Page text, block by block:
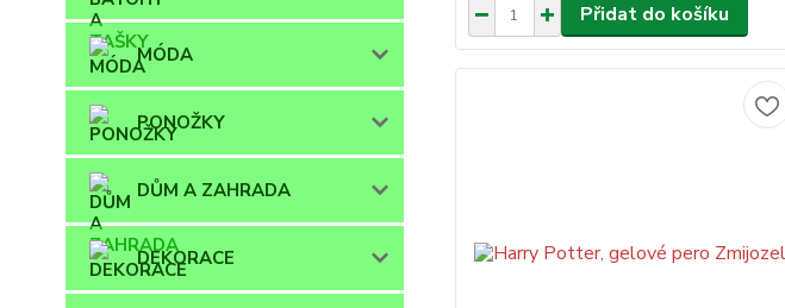
MÓDA
PONOŽKY
DŮM A ZAHRADA
DEKORACE
Přidat do košíku